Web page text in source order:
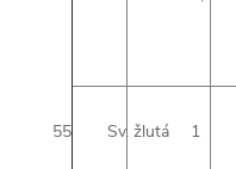
55 Sv. žlutá 1